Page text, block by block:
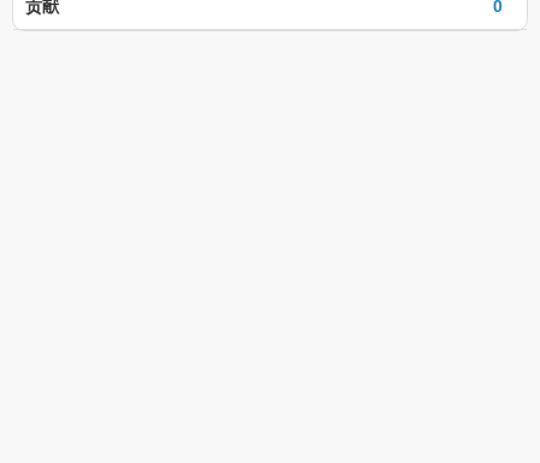
0
贡献